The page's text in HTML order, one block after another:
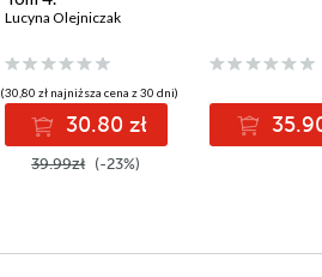
Lucyna Olejniczak
(30,80 zł najniższa cena z 30 dni)
30.80 zł
39.99zł (-23%)